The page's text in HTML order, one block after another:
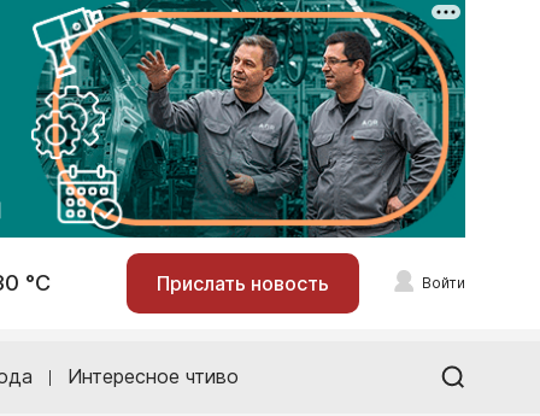
°С Прислать новость Войти
Интересное чтиво